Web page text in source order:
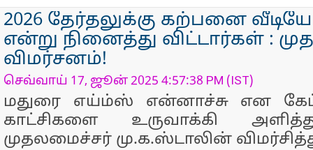
2026 தேர்தலுக்கு கற்பனை
என்று நினைத்து விட்டார்கள் :
விமர்சனம்!
செவ்வாய் 17, ஜூன் 2025 4:57:38 PM (IST)
மதுரை எய்ம்ஸ் என்னாச்சு என
காட்சிகளை உருவாக்கி
முதலமைச்சர் மு.க.ஸ்டாலின்